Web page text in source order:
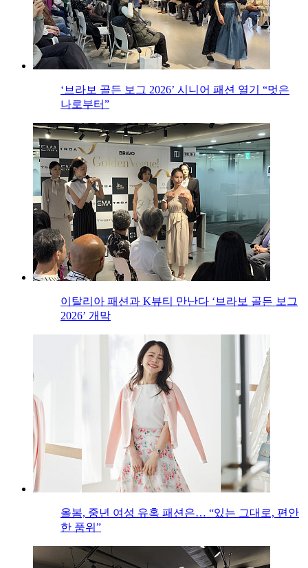
‘브라보 골든 보그 2026’ 시니어 패션 열기 “멋은
나로부터”
이탈리아 패션과 K뷰티 만난다 ‘브라보 골든 보그
2026’ 개막
올봄, 중년 여성 유혹 패션은… “있는 그대로, 편안
한 품위”